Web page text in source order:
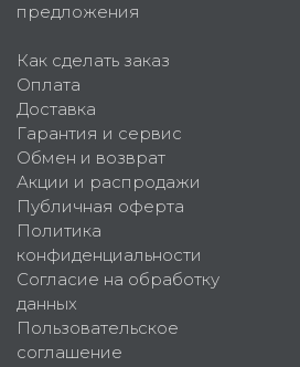
предложения
Как сделать заказ
Оплата
Доставка
Гарантия и сервис
Обмен и возврат
Акции и распродажи
Публичная оферта
Политика
конфиденциальности
Согласие на обработку
данных
Пользовательское
соглашение